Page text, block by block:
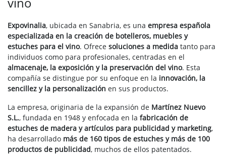
Expovinalia, ubicada en Sanabria, es una empresa española
especializada en la creación de botelleros, muebles y
estuches para el vino. Ofrece soluciones a medida tanto para
individuos como para profesionales, centradas en el
almacenaje, la exposición y la preservación del vino. Esta
compañía se distingue por su enfoque en la innovación, la
sencillez y la personalización en sus productos.
La empresa, originaria de la expansión de Martínez Nuevo
S.L., fundada en 1948 y enfocada en la fabricación de
estuches de madera y artículos para publicidad y marketing,
ha desarrollado más de 160 tipos de estuches y más de 100
productos de publicidad, muchos de ellos patentados.